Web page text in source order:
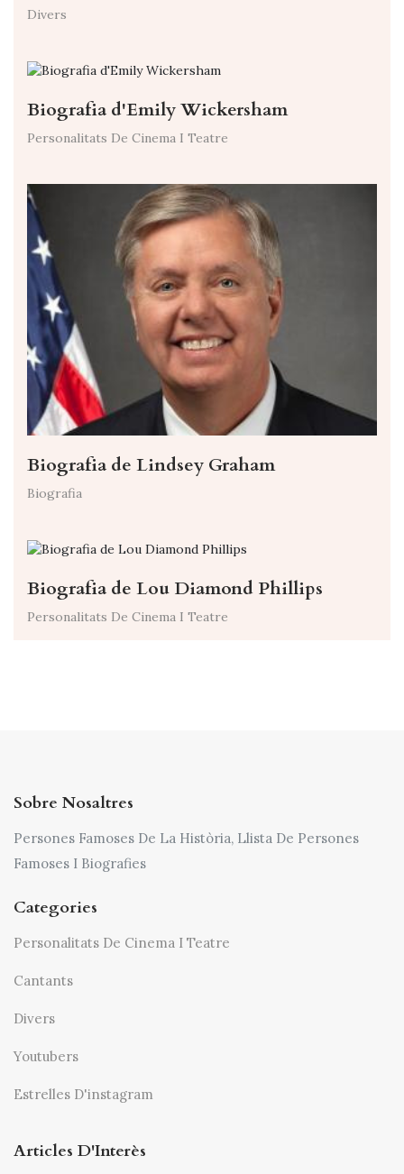
Divers
Biografia d'Emily Wickersham
Personalitats De Cinema I Teatre
Biografia de Lindsey Graham
Biografia
Biografia de Lou Diamond Phillips
Personalitats De Cinema I Teatre
Sobre Nosaltres
Persones Famoses De La Història, Llista De Persones
Famoses I Biografies
Categories
Personalitats De Cinema I Teatre
Cantants
Divers
Youtubers
Estrelles D'instagram
Articles D'Interès